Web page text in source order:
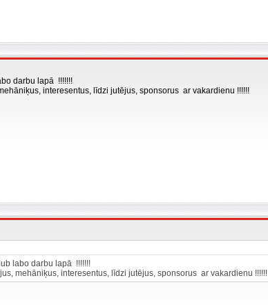
darbu lapā !!!!!!!
interesentus, līdzi jutējus, sponsorus ar vakardienu !!!!!!
labo darbu lapā !!!!!!!
mehāniķus, interesentus, līdzi jutējus, sponsorus ar vakardienu !!!!!!